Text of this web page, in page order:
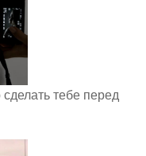
тебе перед